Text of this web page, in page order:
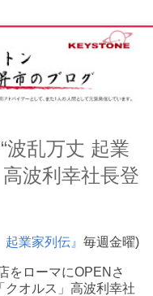
波乱万丈 起業
波利幸社長登
業家列伝』 毎週金曜)
をローマにOPENさ
「クオルス」高波利幸社